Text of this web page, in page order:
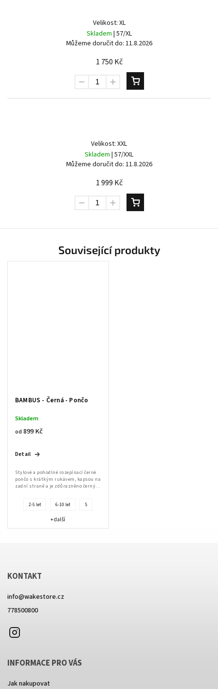
Velikost: XL
Skladem | 57/XL
Můžeme doručit do: 11.8.2026
1 750 Kč
Velikost: XXL
Skladem | 57/XXL
Můžeme doručit do: 11.8.2026
1 999 Kč
Související produkty
BAMBUS - Černá - Pončo
Skladem
od 899 Kč
Detail
Stylové a pohodlné rozepínací černé
pončo s krátkým rukávem, kapsou na
zadní straně a je zdůrazněno černým
2-5 let 6-10 let S
+ další
KONTAKT
info@wakestore.cz
778500800
INFORMACE PRO VÁS
Jak nakupovat